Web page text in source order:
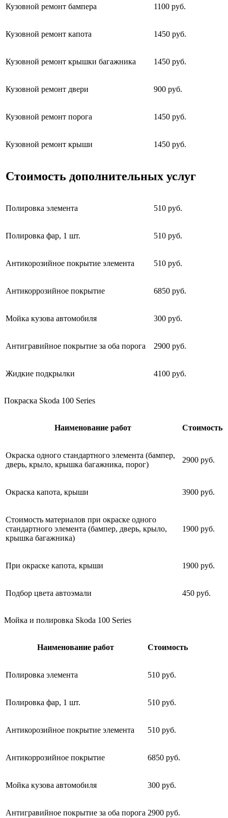
Кузовной ремонт бампера 1100 руб.
Кузовной ремонт капота 1450 руб.
Кузовной ремонт крышки багажника 1450 руб.
Кузовной ремонт двери 900 руб.
Кузовной ремонт порога 1450 руб.
Кузовной ремонт крыши 1450 руб.
Стоимость дополнительных услуг
Полировка элемента 510 руб.
Полировка фар, 1 шт. 510 руб.
Антикорозийное покрытие элемента 510 руб.
Антикоррозийное покрытие 6850 руб.
Мойка кузова автомобиля 300 руб.
Антигравийное покрытие за оба порога 2900 руб.
Жидкие подкрылки 4100 руб.
Покраска Skoda 100 Series
Наименование работ Стоимость
Окраска одного стандартного элемента (бампер,
дверь, крыло, крышка багажника, порог)
2900 руб.
Окраска капота, крыши 3900 руб.
Стоимость материалов при окраске одного
стандартного элемента (бампер, дверь, крыло,
крышка багажника)
1900 руб.
При окраске капота, крыши 1900 руб.
Подбор цвета автоэмали 450 руб.
Мойка и полировка Skoda 100 Series
Наименование работ Стоимость
Полировка элемента 510 руб.
Полировка фар, 1 шт. 510 руб.
Антикорозийное покрытие элемента 510 руб.
Антикоррозийное покрытие 6850 руб.
Мойка кузова автомобиля 300 руб.
Антигравийное покрытие за оба порога 2900 руб.